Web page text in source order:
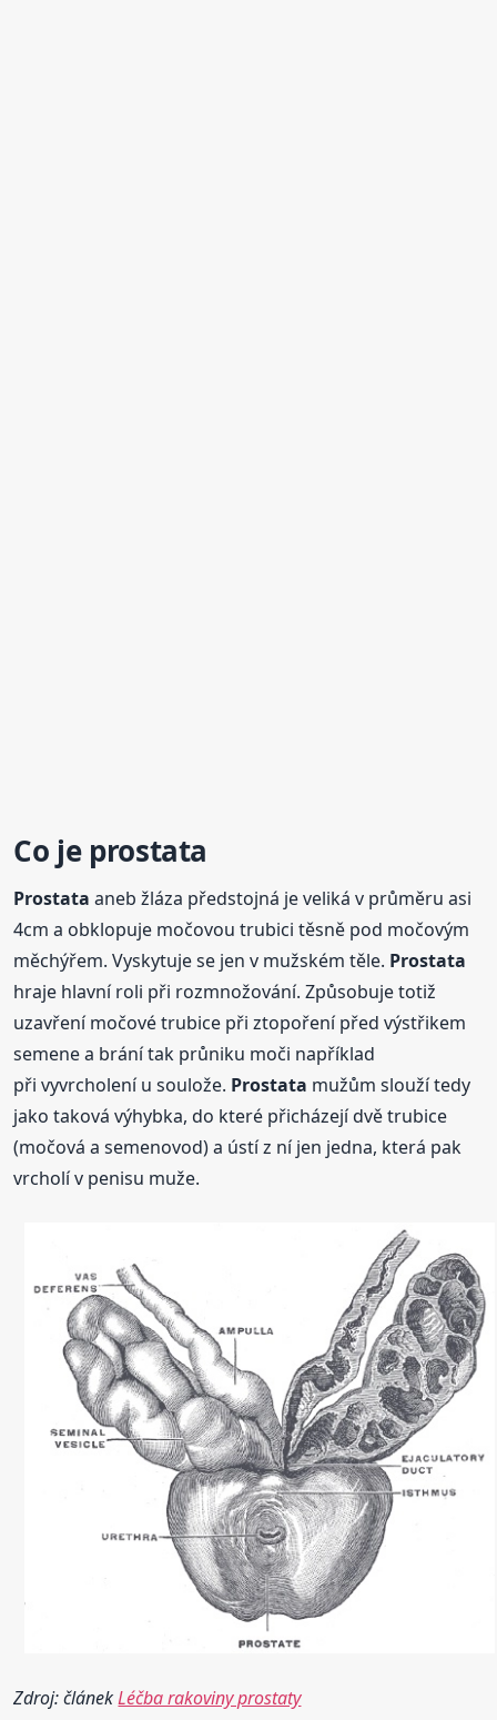
Co je prostata
Prostata aneb žláza předstojná je veliká v průměru asi
4cm a obklopuje močovou trubici těsně pod močovým
měchýřem. Vyskytuje se jen v mužském těle. Prostata
hraje hlavní roli při rozmnožování. Způsobuje totiž
uzavření močové trubice při ztopoření před výstřikem
semene a brání tak průniku moči například
při vyvrcholení u soulože. Prostata mužům slouží tedy
jako taková výhybka, do které přicházejí dvě trubice
(močová a semenovod) a ústí z ní jen jedna, která pak
vrcholí v penisu muže.
Zdroj: článekLéčba rakoviny prostaty